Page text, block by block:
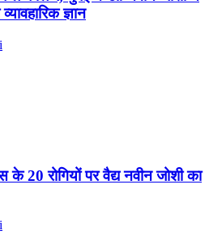
ज्ञान
20 रोगियों पर वैद्य नवीन जोशी का